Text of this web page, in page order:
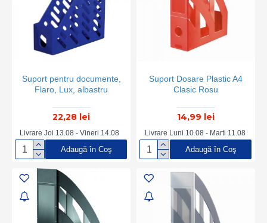
Suport pentru documente,
Flaro, Lux, albastru
22,28 lei
Livrare Joi 13.08 - Vineri 14.08
Adaugă în Coş
Suport Dosare Plastic A4
Clasic Rosu
14,99 lei
Livrare Luni 10.08 - Marti 11.08
Adaugă în Coş